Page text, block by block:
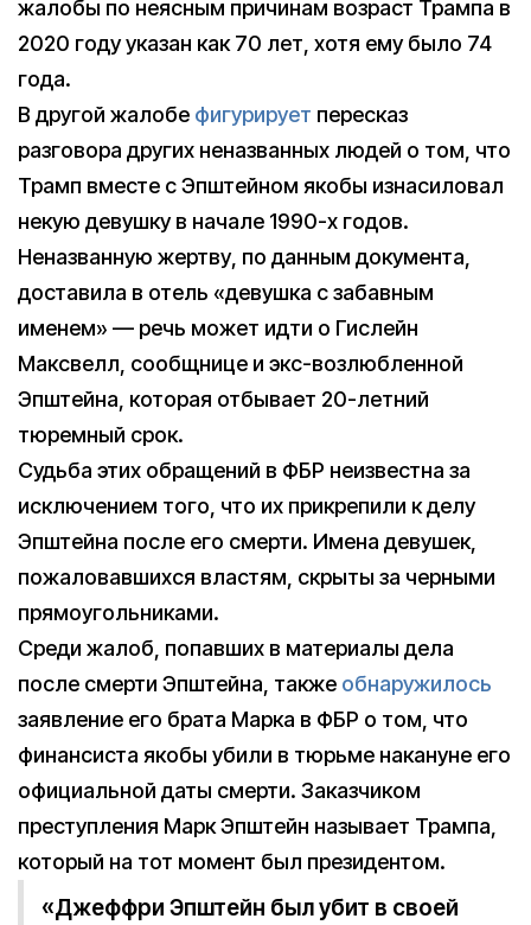
жалобы по неясным причинам возраст Трампа в
2020 году указан как 70 лет, хотя ему было 74
года.
В другой жалобе фигурирует пересказ
разговора других неназванных людей о том, что
Трамп вместе с Эпштейном якобы изнасиловал
некую девушку в начале 1990-х годов.
Неназванную жертву, по данным документа,
доставила в отель «девушка с забавным
именем» — речь может идти о Гислейн
Максвелл, сообщнице и экс-возлюбленной
Эпштейна, которая отбывает 20-летний
тюремный срок.
Судьба этих обращений в ФБР неизвестна за
исключением того, что их прикрепили к делу
Эпштейна после его смерти. Имена девушек,
пожаловавшихся властям, скрыты за черными
прямоугольниками.
Среди жалоб, попавших в материалы дела
после смерти Эпштейна, также обнаружилось
заявление его брата Марка в ФБР о том, что
финансиста якобы убили в тюрьме накануне его
официальной даты смерти. Заказчиком
преступления Марк Эпштейн называет Трампа,
который на тот момент был президентом.
«Джеффри Эпштейн был убит в своей